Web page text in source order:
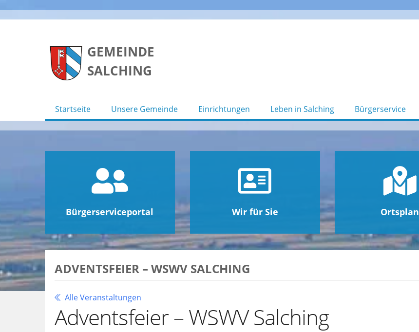
GEMEINDE
SALCHING
Startseite Unsere Gemeinde Einrichtungen Leben in Salching Bürgerservice
Bürgerserviceportal Wir für Sie Ortsplan
ADVENTSFEIER – WSWV SALCHING
Alle Veranstaltungen
Adventsfeier – WSWV Salching